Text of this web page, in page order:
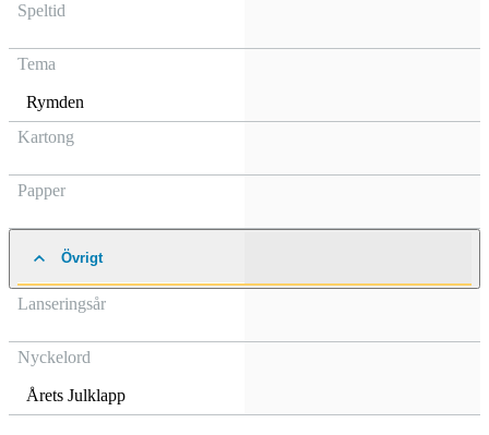
Speltid
Tema
Rymden
Kartong
Papper
Övrigt
Lanseringsår
Nyckelord
Årets Julklapp